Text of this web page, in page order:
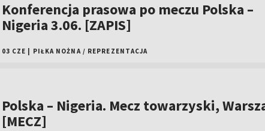
Konferencja prasowa po meczu Polska –
Nigeria 3.06. [ZAPIS]
03 CZE PIŁKA NOŻNA / REPREZENTACJA
Polska – Nigeria. Mecz towarzyski,
[MECZ]